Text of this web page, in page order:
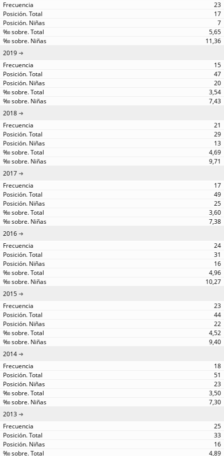
23
17
7
5,65
11,36
2019
15
47
20
3,54
7,43
2018
21
29
13
4,69
9,71
2017
17
49
25
3,60
7,38
2016
24
31
16
4,96
10,27
2015
23
44
22
4,52
9,40
2014
18
51
23
3,50
7,30
2013
25
33
16
4,89